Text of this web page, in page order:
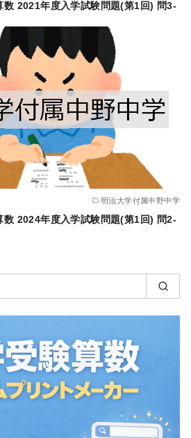
数 2021年度入学試験問題(第1回) 問3-
明治大学付属中野中学
数 2024年度入学試験問題(第1回) 問2-